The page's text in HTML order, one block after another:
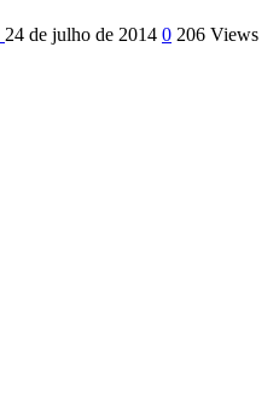
24 de julho de 2014 0 206 Views